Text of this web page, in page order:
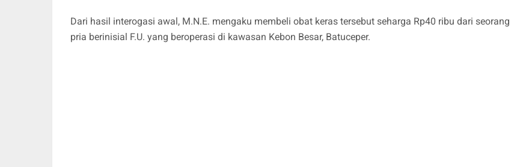
Dari hasil interogasi awal, M.N.E. mengaku membeli obat keras tersebut seharga Rp40 ribu dari seorang
pria berinisial F.U. yang beroperasi di kawasan Kebon Besar, Batuceper.